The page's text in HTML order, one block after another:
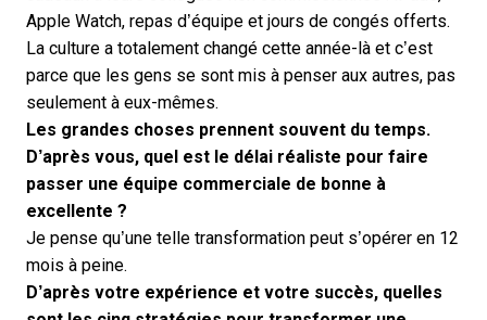
Apple Watch, repas d’équipe et jours de congés offerts.
La culture a totalement changé cette année-là et c’est
parce que les gens se sont mis à penser aux autres, pas
seulement à eux-mêmes.
Les grandes choses prennent souvent du temps.
D’après vous, quel est le délai réaliste pour faire
passer une équipe commerciale de bonne à
excellente ?
Je pense qu’une telle transformation peut s’opérer en 12
mois à peine.
D’après votre expérience et votre succès, quelles